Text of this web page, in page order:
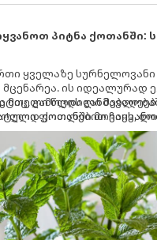
პიტნა ქოთანში:
ყველაზე
ის იდეალურად
გამოცდილი
ქოთანში
დარგვისას ის
და სხვა
მთელი წლის
ფოთლებით ჩაის,